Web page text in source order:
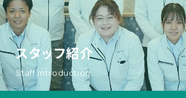
スタッフ紹介
Staff introduction